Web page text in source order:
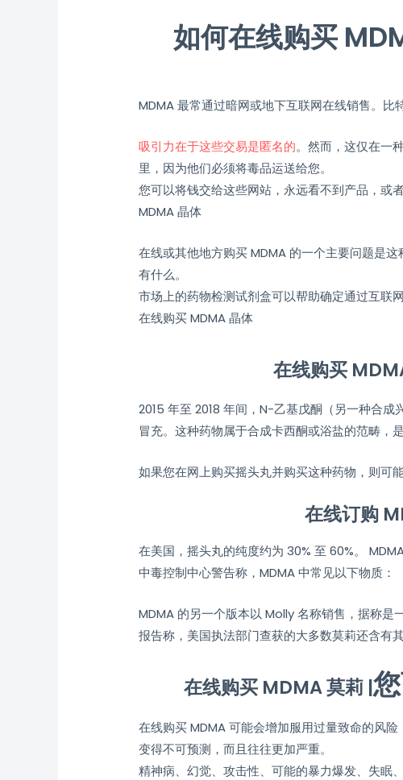
如何在线购买
MDMA 最常通过暗网或地下互联网在线销售。比
吸引力在于这些交易是匿名的。然而，这仅在一
里，因为他们必须将毒品运送给您。
您可以将钱交给这些网站，永远看不到产品，或
MDMA 晶体
在线或其他地方购买 MDMA 的一个主要问题是
有什么。
市场上的药物检测试剂盒可以帮助确定通过互联
在线购买 MDMA 晶体
在线购买
2015 年至 2018 年间，N-乙基戊酮（另一种合成
冒充。这种药物属于合成卡西酮或浴盐的范畴，
如果您在网上购买摇头丸并购买这种药物，则可
在线订购
在美国，摇头丸的纯度约为 30% 至 60%。
中毒控制中心警告称，MDMA 中常见以下物质：
MDMA 的另一个版本以 Molly 名称销售，据称
报告称，美国执法部门查获的大多数莫莉还含有
在线购买 MDMA 莫莉 |
在线购买 MDMA 可能会增加服用过量致命的风
变得不可预测，而且往往更加严重。
精神病、幻觉、攻击性、可能的暴力爆发、失眠